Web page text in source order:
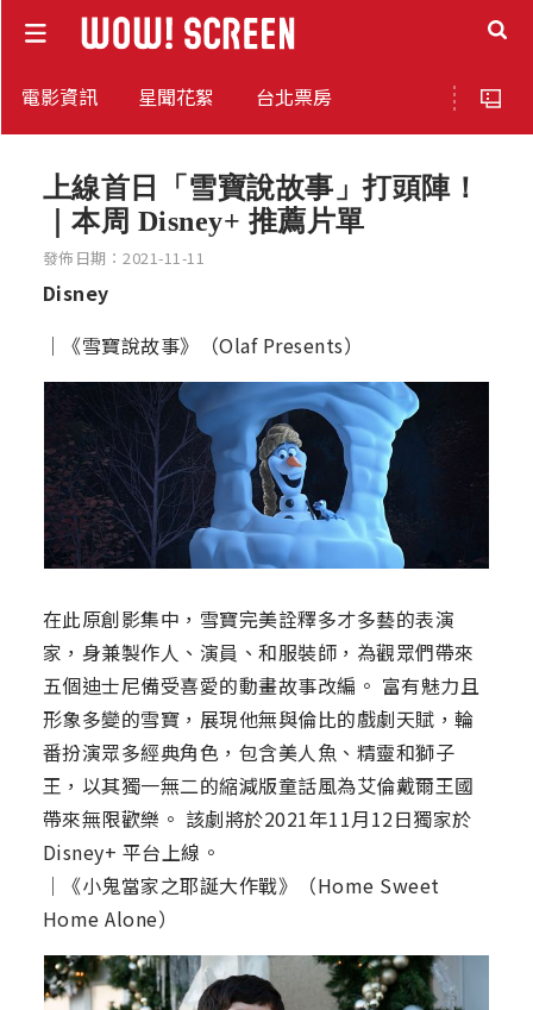
電影資訊 星聞花絮 台北票房
上線首日「雪寶說故事」打頭陣！
｜本周 Disney+ 推薦片單
發佈日期：2021-11-11
Disney
│《雪寶說故事》（Olaf Presents）
在此原創影集中，雪寶完美詮釋多才多藝的表演
家，身兼製作人、演員、和服裝師，為觀眾們帶來
五個迪士尼備受喜愛的動畫故事改編。 富有魅力且
形象多變的雪寶，展現他無與倫比的戲劇天賦，輪
番扮演眾多經典角色，包含美人魚、精靈和獅子
王，以其獨一無二的縮減版童話風為艾倫戴爾王國
帶來無限歡樂。 該劇將於2021年11月12日獨家於
Disney+ 平台上線。
│《小鬼當家之耶誕大作戰》（Home Sweet
Home Alone）